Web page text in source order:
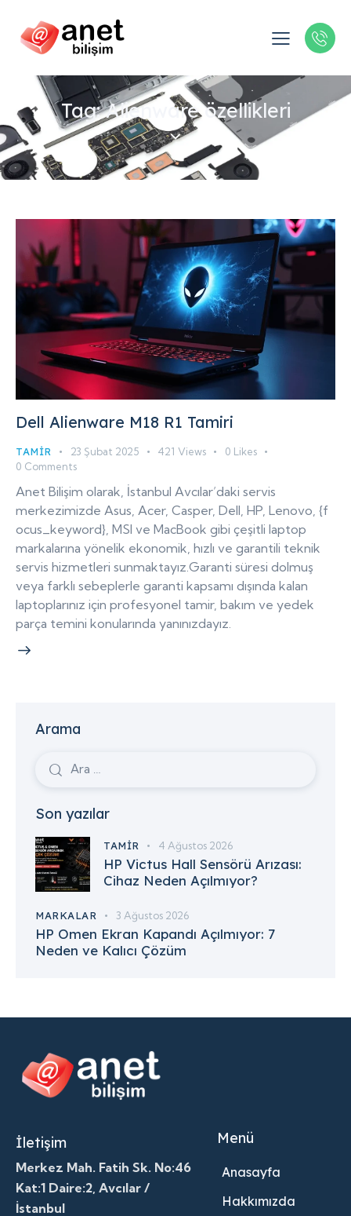
Tag: Alienware özellikleri
Dell Alienware M18 R1 Tamiri
TAMIR 23 Şubat 2025 421 Views 0 Likes
0 Comments
Anet Bilişim olarak, İstanbul Avcılar’daki servis
merkezimizde Asus, Acer, Casper, Dell, HP, Lenovo, {f
ocus_keyword}, MSI ve MacBook gibi çeşitli laptop
markalarına yönelik ekonomik, hızlı ve garantili teknik
servis hizmetleri sunmaktayız.Garanti süresi dolmuş
veya farklı sebeplerle garanti kapsamı dışında kalan
laptoplarınız için profesyonel tamir, bakım ve yedek
parça temini konularında yanınızdayız.
Arama
Son yazılar
TAMIR 4 Ağustos 2026
HP Victus Hall Sensörü Arızası:
Cihaz Neden Açılmıyor?
MARKALAR 3 Ağustos 2026
HP Omen Ekran Kapandı Açılmıyor: 7
Neden ve Kalıcı Çözüm
İletişim
Merkez Mah. Fatih Sk. No:46
Kat:1 Daire:2, Avcılar /
İstanbul
Menü
Anasayfa
Hakkımızda